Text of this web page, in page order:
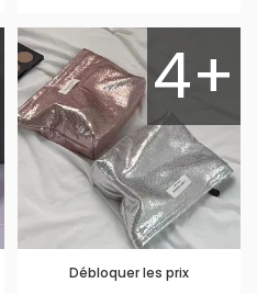
4+
Débloquer les prix